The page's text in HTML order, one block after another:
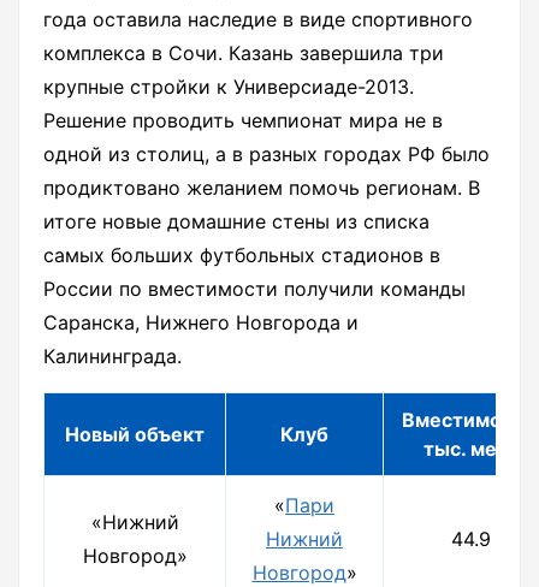
года оставила наследие в виде спортивного
комплекса в Сочи. Казань завершила три
крупные стройки к Универсиаде-2013.
Решение проводить чемпионат мира не в
одной из столиц, а в разных городах РФ было
продиктовано желанием помочь регионам. В
итоге новые домашние стены из списка
самых больших футбольных стадионов в
России по вместимости получили команды
Саранска, Нижнего Новгорода и
Калининграда.
Новый объект Клуб
Вместимость,
тыс. мест
«Нижний
Новгород»
«Пари
Нижний
Новгород»
44.9